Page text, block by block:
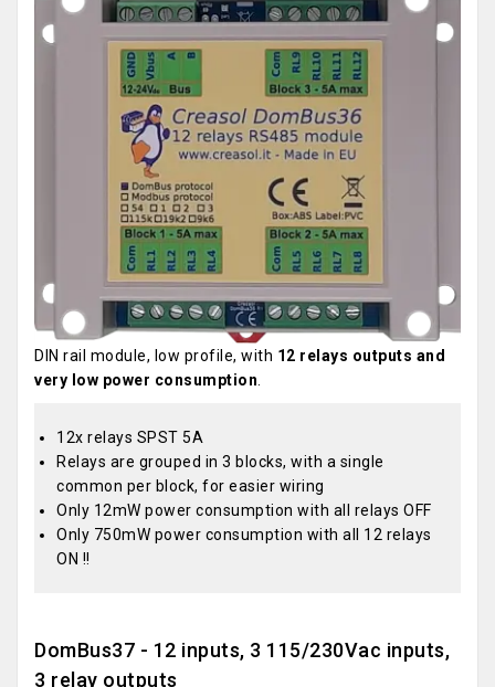
DIN rail module, low profile, with 12 relays outputs and
very low power consumption.
12x relays SPST 5A
Relays are grouped in 3 blocks, with a single
common per block, for easier wiring
Only 12mW power consumption with all relays OFF
Only 750mW power consumption with all 12 relays
ON !!
DomBus37 - 12 inputs, 3 115/230Vac inputs,
3 relay outputs